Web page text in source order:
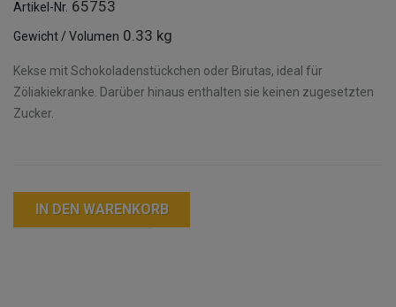
Artikel-Nr. 65753
Gewicht / Volumen 0.33 kg
Kekse mit Schokoladenstückchen oder Birutas, ideal für
Zöliakiekranke. Darüber hinaus enthalten sie keinen zugesetzten
Zucker.
IN DEN WARENKORB